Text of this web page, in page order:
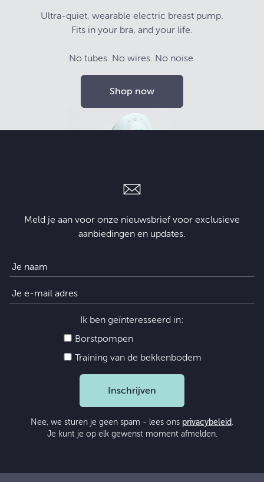
Ultra-quiet, wearable electric breast pump.
Fits in your bra, and your life.
No tubes. No wires. No noise.
Shop now
Meld je aan voor onze nieuwsbrief voor exclusieve
aanbiedingen en updates.
Ik ben geïnteresseerd in:
Borstpompen
Training van de bekkenbodem
Inschrijven
Nee, we sturen je geen spam - lees ons privacybeleid .
Je kunt je op elk gewenst moment afmelden.